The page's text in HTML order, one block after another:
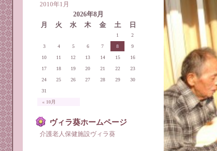
2010年1月
2026年8月
月
火 水 木 金 土 日
« 10月
1 2
3 4 5 6 7 8 9
10 11 12 13 14 15 16
17 18 19 20 21 22 23
24 25 26 27 28 29 30
31
ヴィラ葵ホームページ
介護老人保健施設ヴィラ葵